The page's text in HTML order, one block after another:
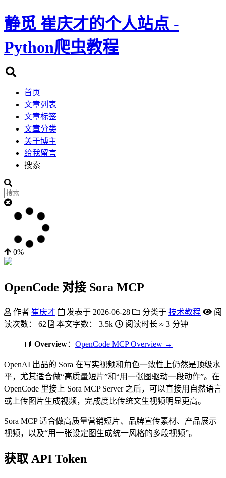
静觅 崔庆才的个人站点 -
Python爬虫教程
首页
文章列表
文章标签
文章分类
关于博主
给我留言
搜索
0%
OpenCode 对接 Sora MCP
作者 崔庆才 发表于 2026-06-28 分类于 技术教程
阅
读次数：
62 本文字数： 3.5k 阅读时长 ≈ 3 分钟
📘 Overview： OpenCode MCP Overview →
OpenAI 出品的 Sora 在写实视频和角色一致性上仍然是顶级水
平，尤其适合做“高质量短片”和“用一张图驱动一段动作”。在
OpenCode 里接上 Sora MCP Server 之后，可以直接用自然语言
或上传图片生成视频，完成度比传统文生视频明显更高。
Sora MCP 适合做高质量营销短片、品牌宣传素材、产品展示
视频，以及“用一张设定图生成统一风格的多段视频”。
获取 API Token